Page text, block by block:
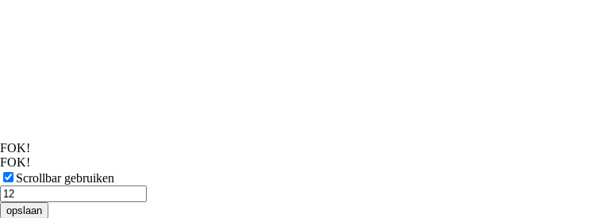
FOK!
FOK!
Scrollbar gebruiken
opslaan